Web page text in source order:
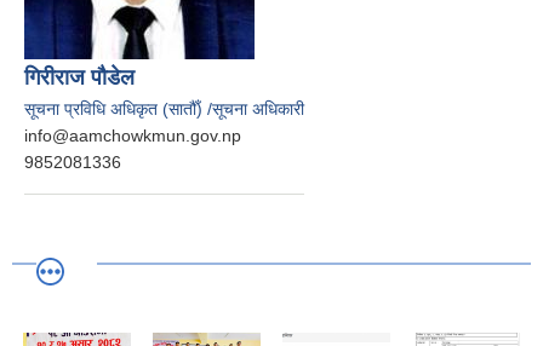
गिरीराज पौडेल
सूचना प्रविधि अधिकृत (सातौँ) /सूचना अधिकारी
info@aamchowkmun.gov.np
9852081336